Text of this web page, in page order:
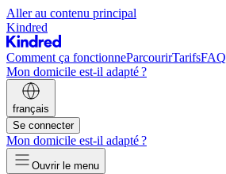
Aller au contenu principal
Kindred
Comment ça fonctionneParcourirTarifsFAQ
Mon domicile est-il adapté ?
français
Se connecter
Mon domicile est-il adapté ?
Ouvrir le menu